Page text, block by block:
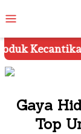
to
contentMenu
Jangan
Gaya
Top